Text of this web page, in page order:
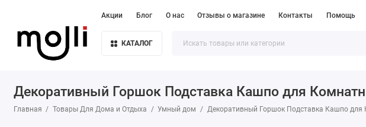
Акции Блог О нас Отзывы о магазине Контакты Помощь
КАТАЛОГ
Декоративный Горшок Подставка Кашпо для
Главная Товары Для Дома и Отдыха Умный дом Декоративный Горшок Подставка Кашпо для